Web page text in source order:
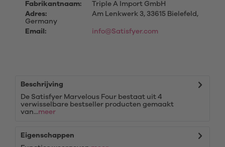
Fabrikantnaam:
Triple A Import GmbH
Adres:
Am Lenkwerk 3, 33615 Bielefeld,
Germany
Email:
info@Satisfyer.com
Beschrijving
De Satisfyer Marvelous Four bestaat uit 4
verwisselbare bestseller producten gemaakt
van...meer
Eigenschappen